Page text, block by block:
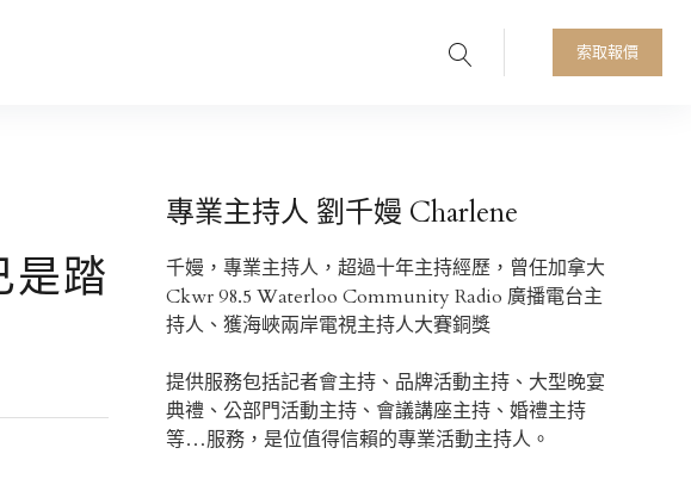
、活動主持人首選 Search
索取報價
是踏
專業主持人 劉千嫚 Charlene
千嫚，專業主持人，超過十年主持經歷，曾任加拿大
Ckwr 98.5 Waterloo Community Radio 廣播電台主
持人、獲海峽兩岸電視主持人大賽銅獎
提供服務包括記者會主持、品牌活動主持、大型晚宴
典禮、公部門活動主持、會議講座主持、婚禮主持
等…服務，是位值得信賴的專業活動主持人。